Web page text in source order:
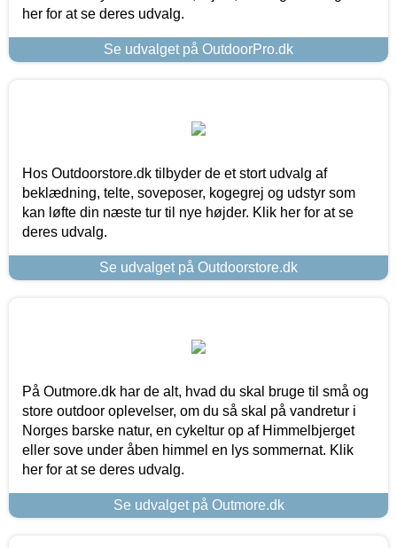
her for at se deres udvalg.
Se udvalget på OutdoorPro.dk
Hos Outdoorstore.dk tilbyder de et stort udvalg af
beklædning, telte, soveposer, kogegrej og udstyr som
kan løfte din næste tur til nye højder. Klik her for at se
deres udvalg.
Se udvalget på Outdoorstore.dk
På Outmore.dk har de alt, hvad du skal bruge til små og
store outdoor oplevelser, om du så skal på vandretur i
Norges barske natur, en cykeltur op af Himmelbjerget
eller sove under åben himmel en lys sommernat. Klik
her for at se deres udvalg.
Se udvalget på Outmore.dk